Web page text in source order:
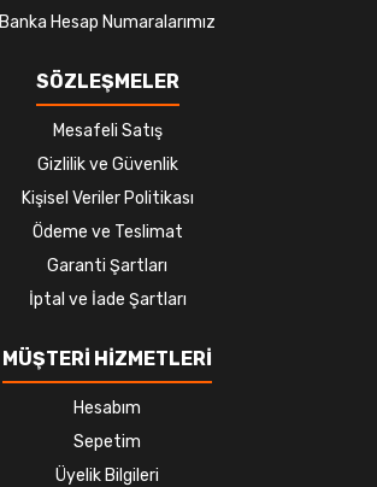
Banka Hesap Numaralarımız
SÖZLEŞMELER
Mesafeli Satış
Gizlilik ve Güvenlik
Kişisel Veriler Politikası
Ödeme ve Teslimat
Garanti Şartları
İptal ve İade Şartları
MÜŞTERİ HİZMETLERİ
Hesabım
Sepetim
Üyelik Bilgileri